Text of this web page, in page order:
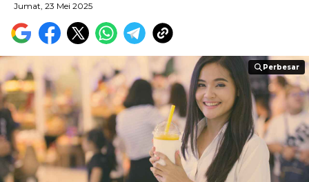
Jumat, 23 Mei 2025
Perbesar
Perbesar